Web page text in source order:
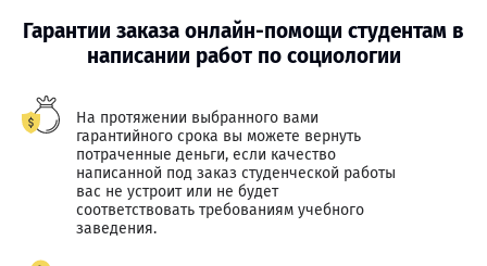
Гарантии заказа онлайн-помощи студентам в
написании работ по социологии
На протяжении выбранного вами
гарантийного срока вы можете вернуть
потраченные деньги, если качество
написанной под заказ студенческой работы
вас не устроит или не будет
соответствовать требованиям учебного
заведения.